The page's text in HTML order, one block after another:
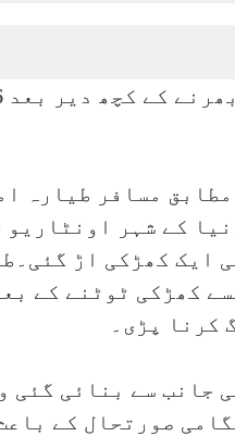
مسافر طیارہ
کھڑکی ٹوٹنے کے
کرنا پڑی۔
جانب سے بنائی گئی
صورتحال کے